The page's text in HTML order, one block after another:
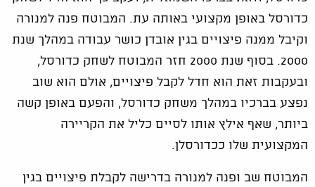
כדורסל באופן מקצועי באותה עת. המבוטח פנה למנורה
וקיבל ממנה פיצויים בגין אובדן כושר עבודה במהלך שנת
2000. בסוף שנת 2000 חזר המבוטח לשחק כדורסל,
ובעקבות זאת הוא חדל לקבל פיצויים, אולם הוא שוב
נפצע בברכיו במהלך משחק כדורסל, והפעם באופן קשה
ביותר, שאף אילץ אותו לסיים כליל את הקריירה
המקצועית שלו ככדורסלן.
המבוטח שב ופנה למנורה בדרישה לקבלת פיצויים בגין